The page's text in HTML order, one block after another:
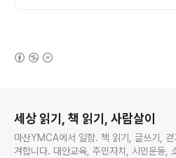
세상 읽기, 책 읽기, 사람살이
마산YMCA에서 일함. 책 읽기, 글쓰기,
겨합니다. 대안교육, 주민자치, 시민운동,